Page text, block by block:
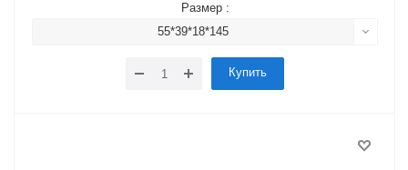
Размер :
55*39*18*145
Купить